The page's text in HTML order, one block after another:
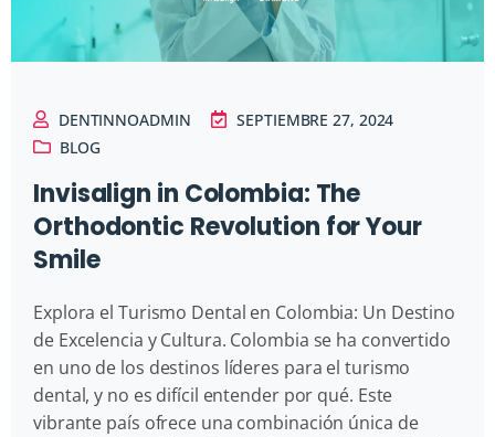
DENTINNOADMIN
SEPTIEMBRE 27, 2024
BLOG
Invisalign in Colombia: The
Orthodontic Revolution for Your
Smile
Explora el Turismo Dental en Colombia: Un Destino
de Excelencia y Cultura. Colombia se ha convertido
en uno de los destinos líderes para el turismo
dental, y no es difícil entender por qué. Este
vibrante país ofrece una combinación única de